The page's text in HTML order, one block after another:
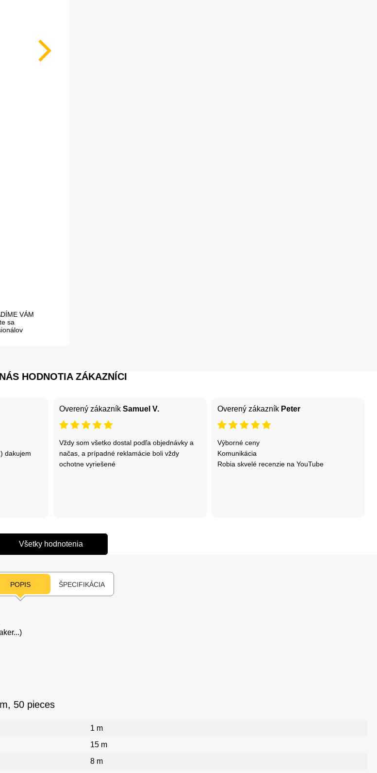
VÁM
sa
HODNOTIA ZÁKAZNÍCI
dakujem
Overený zákazník Samuel V.
Vždy som všetko dostal podľa objednávky a
načas, a prípadné reklamácie boli vždy
ochotne vyriešené
Overený zákazník Peter
Výborné ceny
Komunikácia
Robia skvelé recenzie na YouTube
Všetky hodnotenia
POPIS ŠPECIFIKÁCIA
50 pieces
1 m
15 m
8 m